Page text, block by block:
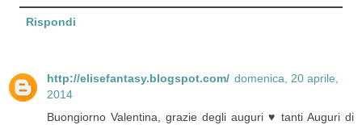
Rispondi
http://elisefantasy.blogspot.com/ domenica, 20 aprile,
2014
Buongiorno Valentina, grazie degli auguri ♥ tanti Auguri di